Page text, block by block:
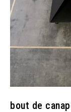
bout de